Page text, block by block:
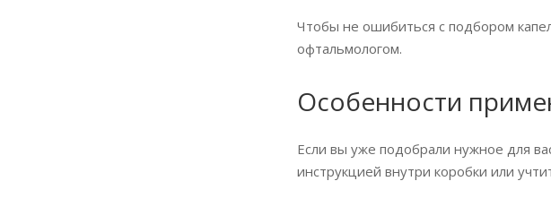
Чтобы не ошибиться с подбором
офтальмологом.
Особенности
Если вы уже подобрали нужное для
инструкцией внутри коробки или